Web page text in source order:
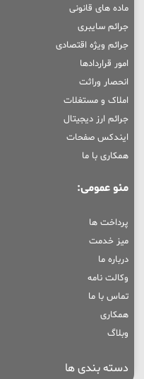
ماده های قانونی
جرائم سایبری
جرائم ویژه اقتصادی
امور قراردادها
انحصار وراثت
املاک و مستغلات
جرائم ارز دیجیتال
ایندکس صفحات
همکاری با ما
منو عمومی:
پرداخت ها
میز خدمت
درباره ما
وکالت نامه
تماس با ما
همکاری
وبلاگ
دسته بندی ها